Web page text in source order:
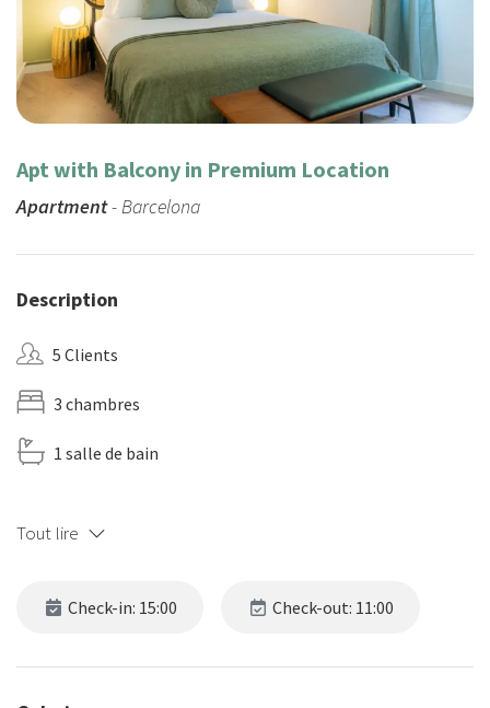
Apt with Balcony in Premium Location
Apartment- Barcelona
Description
5 Clients
3 chambres
1 salle de bain
Tout lire
Check-in: 15:00 Check-out: 11:00